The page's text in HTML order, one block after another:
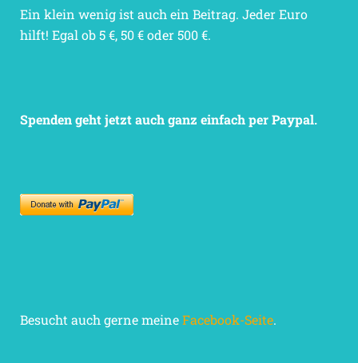
Ein klein wenig ist auch ein Beitrag. Jeder Euro
hilft! Egal ob 5 €, 50 € oder 500 €.
Spenden geht jetzt auch ganz einfach per Paypal.
Besucht auch gerne meineFacebook-Seite.